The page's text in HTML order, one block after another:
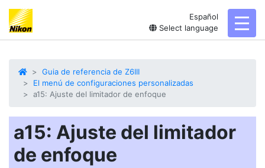
Español
Select language
Guia de referencia de Z6III
El menú de configuraciones personalizadas
a15: Ajuste del limitador de enfoque
a15: Ajuste del limitador
de enfoque